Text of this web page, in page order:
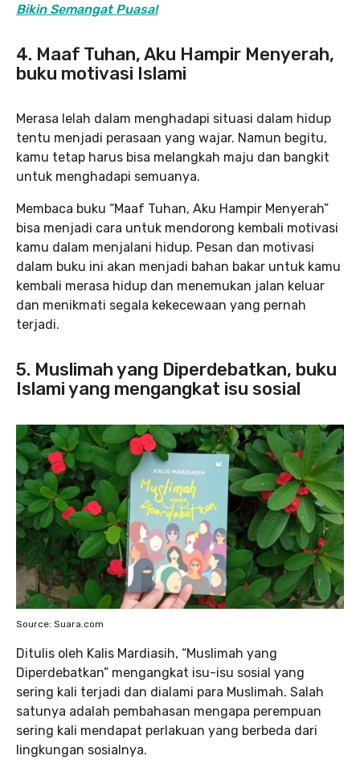
Bikin Semangat Puasa!
4. Maaf Tuhan, Aku Hampir Menyerah,
buku motivasi Islami
Merasa lelah dalam menghadapi situasi dalam hidup
tentu menjadi perasaan yang wajar. Namun begitu,
kamu tetap harus bisa melangkah maju dan bangkit
untuk menghadapi semuanya.
Membaca buku “Maaf Tuhan, Aku Hampir Menyerah”
bisa menjadi cara untuk mendorong kembali motivasi
kamu dalam menjalani hidup. Pesan dan motivasi
dalam buku ini akan menjadi bahan bakar untuk kamu
kembali merasa hidup dan menemukan jalan keluar
dan menikmati segala kekecewaan yang pernah
terjadi.
5. Muslimah yang Diperdebatkan, buku
Islami yang mengangkat isu sosial
Source: Suara.com
Ditulis oleh Kalis Mardiasih, “Muslimah yang
Diperdebatkan” mengangkat isu-isu sosial yang
sering kali terjadi dan dialami para Muslimah. Salah
satunya adalah pembahasan mengapa perempuan
sering kali mendapat perlakuan yang berbeda dari
lingkungan sosialnya.